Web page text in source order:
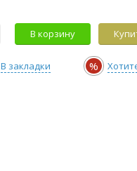
В корзину
В закладки %